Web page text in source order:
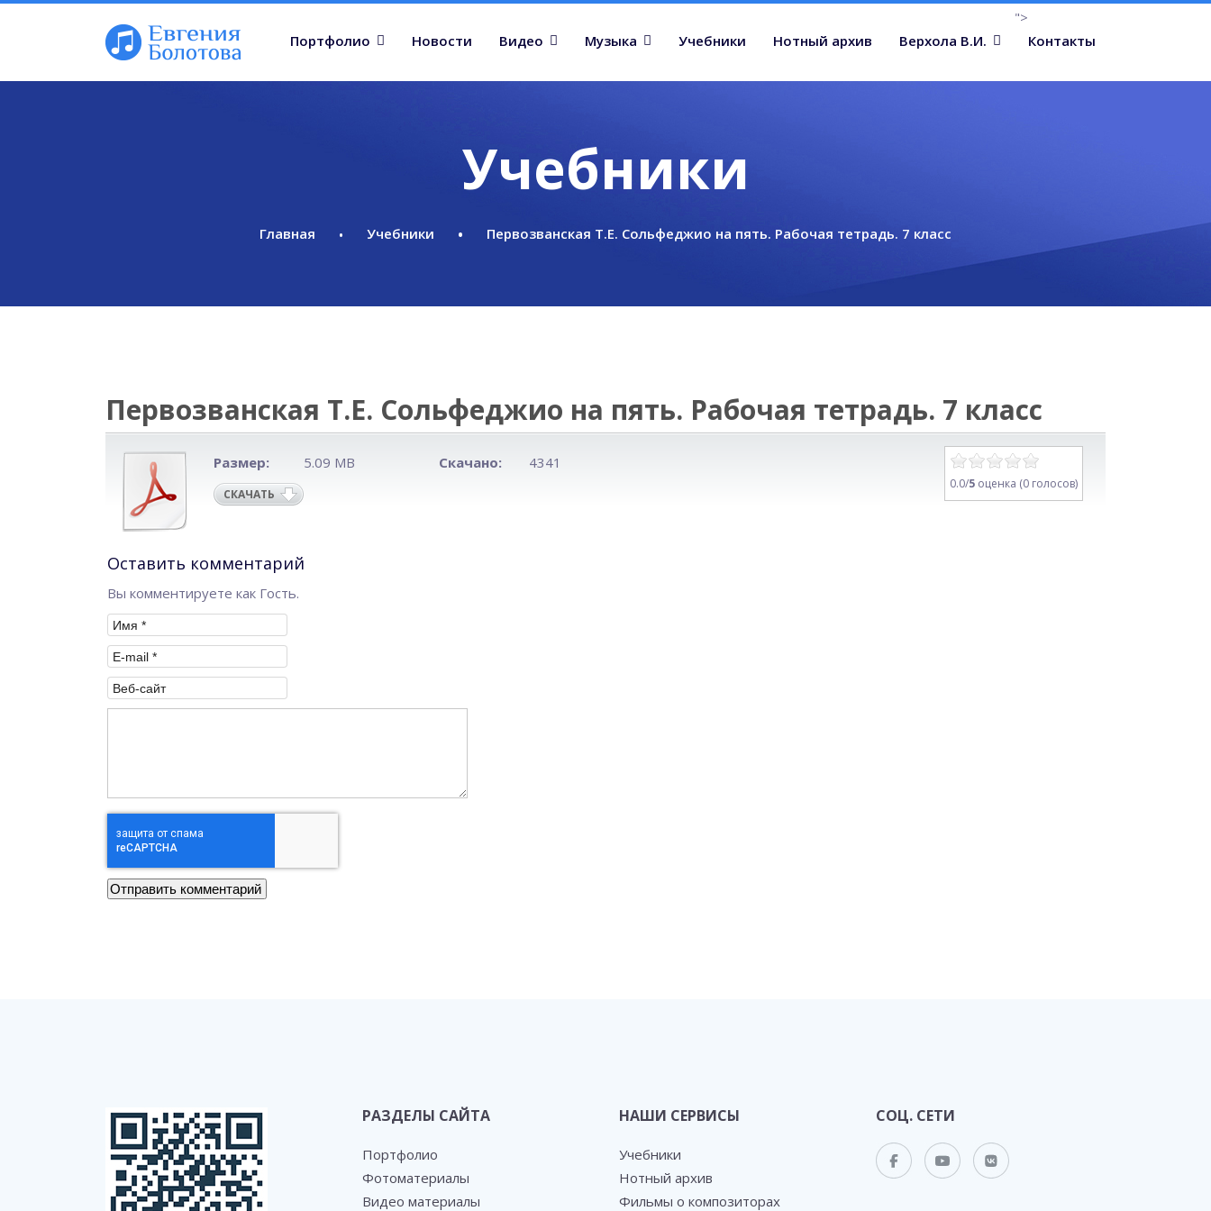
Портфолио Новости Видео Музыка Учебники Нотный архив Верхола В.И.
">
Контакты
Учебники
Главная Учебники Первозванская Т.Е. Сольфеджио на пять. Рабочая тетрадь. 7 класс
Первозванская Т.Е. Сольфеджио на пять. Рабочая тетрадь. 7 класс
0.0/5 оценка (0 голосов)
Размер: 5.09 MB Скачано: 4341
СКАЧАТЬ
Оставить комментарий
Вы комментируете как Гость.
РАЗДЕЛЫ САЙТА
Портфолио
Фотоматериалы
Видео материалы
НАШИ СЕРВИСЫ
Учебники
Нотный архив
Фильмы о композиторах
СОЦ. СЕТИ